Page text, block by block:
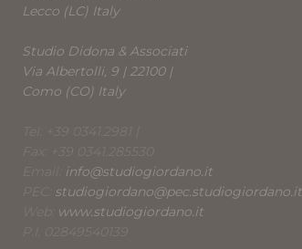
Lecco (LC) Italy
Studio Didona & Associati
Via Albertolli, 9 | 22100 |
Como (CO) Italy
Tel: +39 0341.2981 |
Fax: +39 0341.285530
Email:
info@studiogiordano.it
PEC: studiogiordano@pec.studiogiordano.it
Web:
www.studiogiordano.it
P.I. 02849540139